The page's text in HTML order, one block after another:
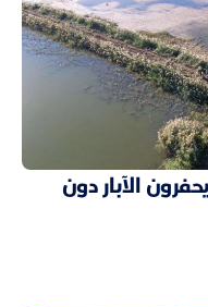
الآبار دون